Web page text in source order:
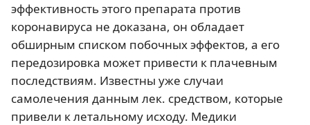
эффективность этого препарата против
коронавируса не доказана, он обладает
обширным списком побочных эффектов, а его
передозировка может привести к плачевным
последствиям. Известны уже случаи
самолечения данным лек. средством, которые
привели к летальному исходу. Медики